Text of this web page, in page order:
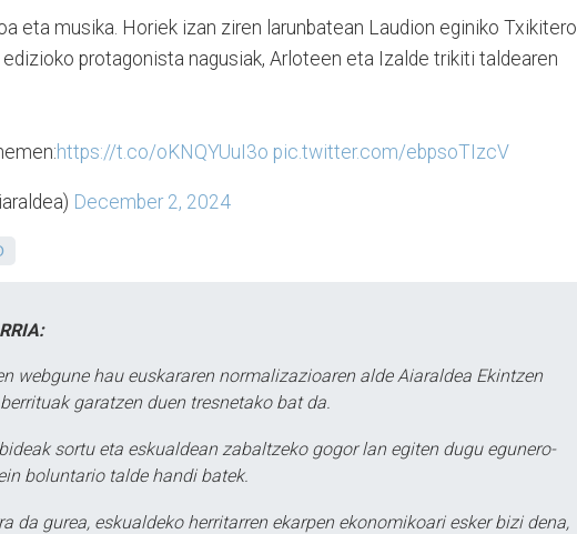
eta musika. Horiek izan ziren larunbatean Laudion eginiko Txikitero
edizioko protagonista nagusiak, Arloteen eta Izalde trikiti taldearen
https://t.co/oKNQYUuI3o pic.twitter.com/ebpsoTIzcV
December 2, 2024
webgune hau euskararen normalizazioaren alde Aiaraldea Ekintzen
garatzen duen tresnetako bat da.
sortu eta eskualdean zabaltzeko gogor lan egiten dugu egunero-
boluntario talde handi batek.
da gurea, eskualdeko herritarren ekarpen ekonomikoari esker bizi dena,